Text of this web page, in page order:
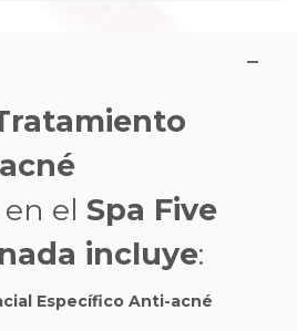
en el Spa Five
incluye:
Específico Anti-acné